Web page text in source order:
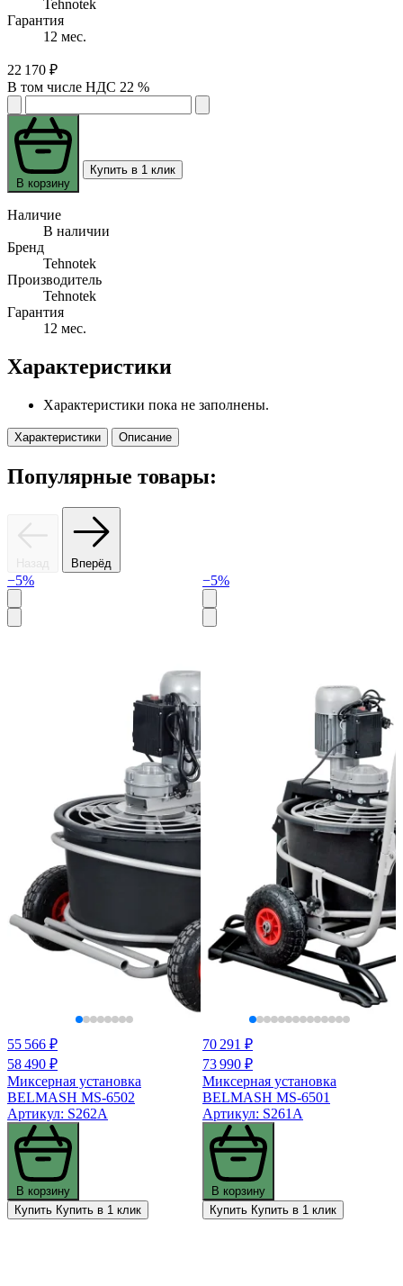
Tehnotek
Гарантия
12 мес.
22 170 ₽
В том числе НДС 22 %
В корзину
Купить в 1 клик
Наличие
В наличии
Бренд
Tehnotek
Производитель
Tehnotek
Гарантия
12 мес.
Характеристики
Характеристики пока не заполнены.
Характеристики Описание
Популярные товары:
Назад Вперёд
−5%
55 566 ₽
58 490 ₽
Миксерная установка
BELMASH MS-6502
Артикул: S262A
В корзину
Купить Купить в 1 клик
−5%
70 291 ₽
73 990 ₽
Миксерная установка
BELMASH MS-6501
Артикул: S261A
В корзину
Купить Купить в 1 клик